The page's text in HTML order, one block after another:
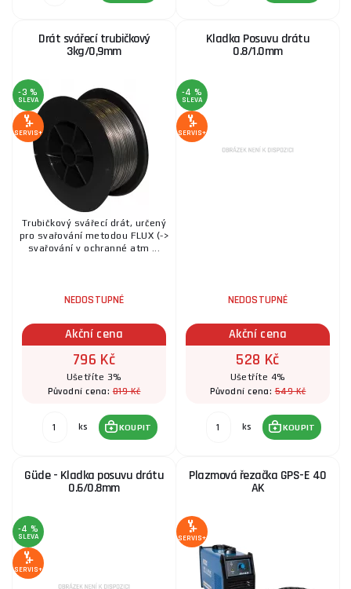
Drát svářecí trubičkový
3kg/0,9mm
-3 %
SLEVA
SERVIS+
Trubičkový svářecí drát, určený
pro svařování metodou FLUX (->
svařování v ochranné atm ...
NEDOSTUPNÉ
Akční cena
796 Kč
Ušetříte 3%
Původní cena:819 Kč
ks KOUPIT
Kladka Posuvu drátu
0.8/1.0mm
-4 %
SLEVA
SERVIS+
NEDOSTUPNÉ
Akční cena
528 Kč
Ušetříte 4%
Původní cena:549 Kč
ks KOUPIT
Güde - Kladka posuvu drátu
0.6/0.8mm
-4 %
SLEVA
SERVIS+
Plazmová řezačka GPS-E 40
AK
SERVIS+